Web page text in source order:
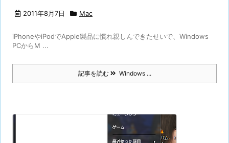
2011年8月7日 Mac
iPhoneやiPodでApple製品に慣れ親しんできたせいで、Windows
PCからM ...
記事を読む Windows ...